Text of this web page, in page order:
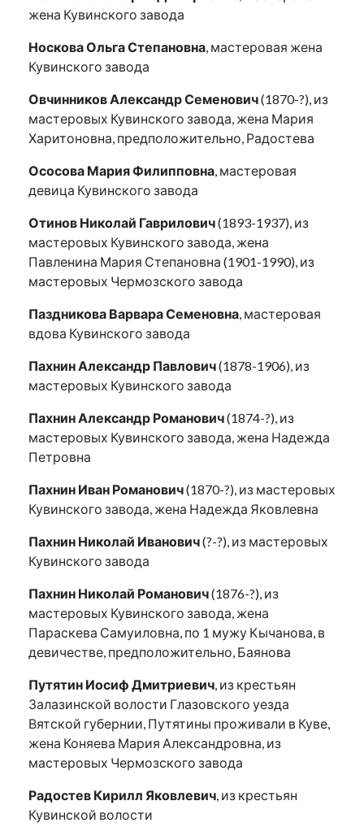
жена Кувинского завода
Носкова Ольга Степановна, мастеровая жена
Кувинского завода
Овчинников Александр Семенович(1870-?), из
мастеровых Кувинского завода, жена Мария
Харитоновна, предположительно, Радостева
Ососова Мария Филипповна, мастеровая
девица Кувинского завода
Отинов Николай Гаврилович(1893-1937), из
мастеровых Кувинского завода, жена
Павленина Мария Степановна (1901-1990), из
мастеровых Чермозского завода
Паздникова Варвара Семеновна, мастеровая
вдова Кувинского завода
Пахнин Александр Павлович(1878-1906), из
мастеровых Кувинского завода
Пахнин Александр Романович(1874-?), из
мастеровых Кувинского завода, жена Надежда
Петровна
Пахнин Иван Романович(1870-?), из мастеровых
Кувинского завода, жена Надежда Яковлевна
Пахнин Николай Иванович(?-?), из мастеровых
Кувинского завода
Пахнин Николай Романович(1876-?), из
мастеровых Кувинского завода, жена
Параскева Самуиловна, по 1 мужу Кычанова, в
девичестве, предположительно, Баянова
Путятин Иосиф Дмитриевич, из крестьян
Залазинской волости Глазовского уезда
Вятской губернии, Путятины проживали в Куве,
жена Коняева Мария Александровна, из
мастеровых Чермозского завода
Радостев Кирилл Яковлевич, из крестьян
Кувинской волости